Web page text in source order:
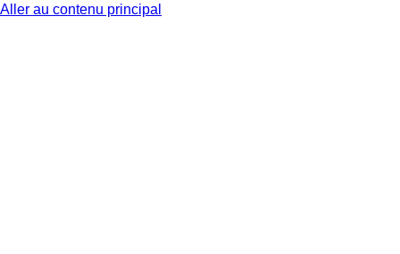
Aller au contenu principal